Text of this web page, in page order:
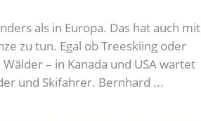
als in Europa. Das hat auch mit
zu tun. Egal ob Treeskiing oder
– in Kanada und USA wartet
und Skifahrer. Bernhard